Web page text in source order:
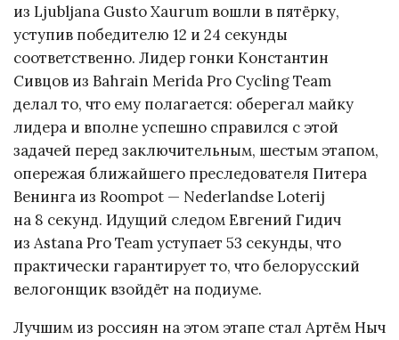
из Ljubljana Gusto Xaurum вошли в пятёрку,
уступив победителю 12 и 24 секунды
соответственно. Лидер гонки Константин
Сивцов из Bahrain Merida Pro Cycling Team
делал то, что ему полагается: оберегал майку
лидера и вполне успешно справился с этой
задачей перед заключительным, шестым этапом,
опережая ближайшего преследователя Питера
Венинга из Roompot — Nederlandse Loterij
на 8 секунд. Идущий следом Евгений Гидич
из Astana Pro Team уступает 53 секунды, что
практически гарантирует то, что белорусский
велогонщик взойдёт на подиуме.
Лучшим из россиян на этом этапе стал Артём Ныч